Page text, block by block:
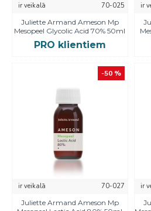
ir veikalā
70-025
Juliette Armand Ameson Mp
Mesopeel Glycolic Acid 70% 50ml
PRO klientiem
ir
-50 %
ir veikalā
70-027
Juliette Armand Ameson Mp
ir